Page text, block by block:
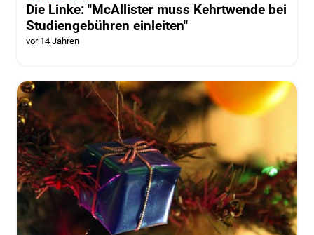
Die Linke: "McAllister muss Kehrtwende bei
Studiengebühren einleiten"
vor 14 Jahren